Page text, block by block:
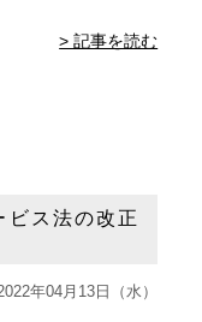
> 記事を読む
ビス法の改正
年04月13日（水）